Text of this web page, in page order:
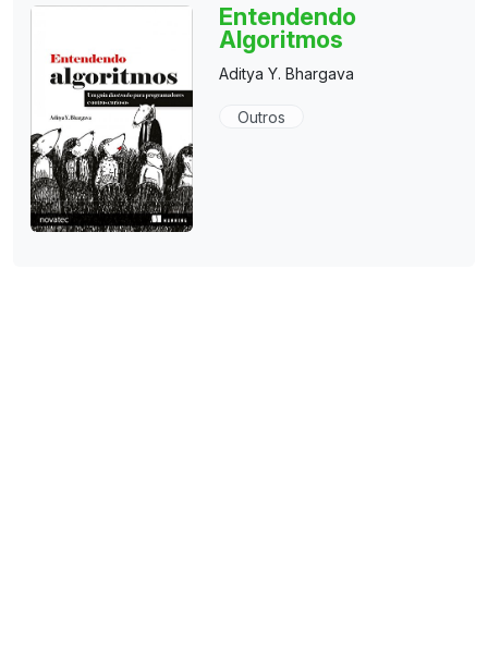
Entendendo
Algoritmos
Aditya Y. Bhargava
Outros